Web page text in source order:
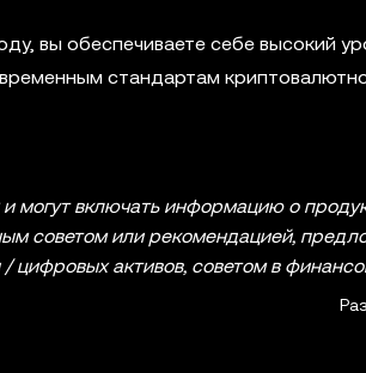
вы обеспечиваете себе высокий
стандартам
могут включать информацию о
советом или рекомендацией,
активов, советом в
активы, в том числе